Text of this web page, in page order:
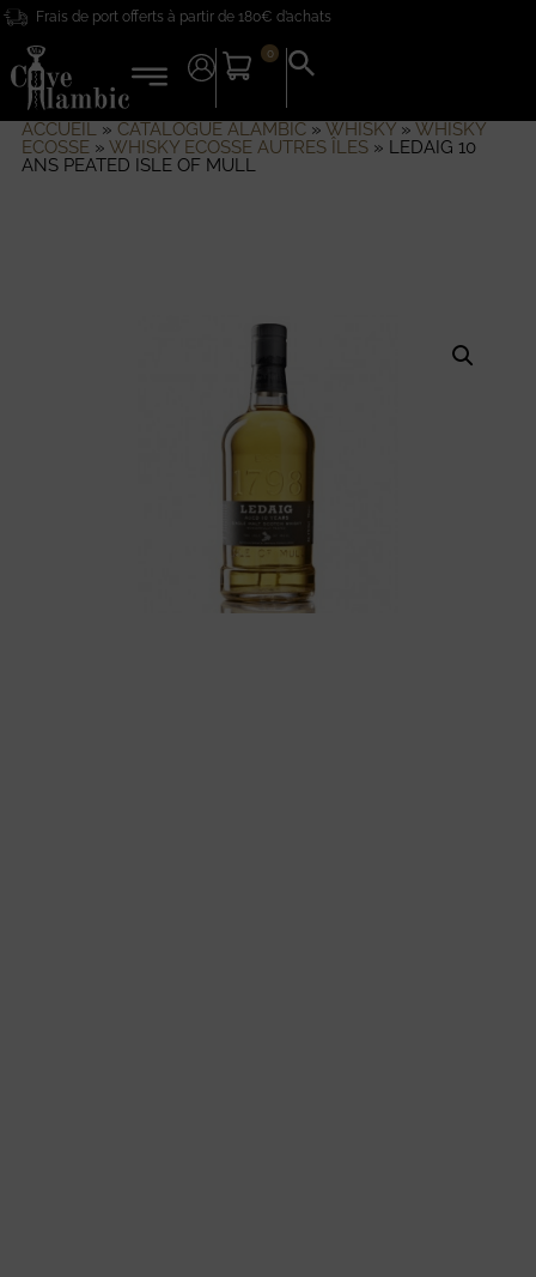
Frais de port offerts à partir de 180€ d’achats
0
Search
for:
ACCUEIL» CATALOGUE ALAMBIC» WHISKY» WHISKY
ECOSSE» WHISKY ECOSSE AUTRES ÎLES» LEDAIG 10
ANS PEATED ISLE OF MULL